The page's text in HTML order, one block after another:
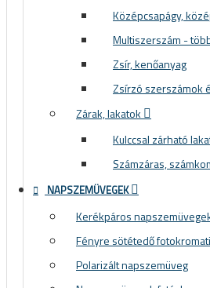
Középcsapágy,
Multiszerszám -
Zsír, kenőanyag
Zsírzó szerszámok
Zárak, lakatok
Kulccsal zárható
Számzáras,
NAPSZEMÜVEGEK
Kerékpáros
Fényre sötétedő
Polarizált napszemüveg